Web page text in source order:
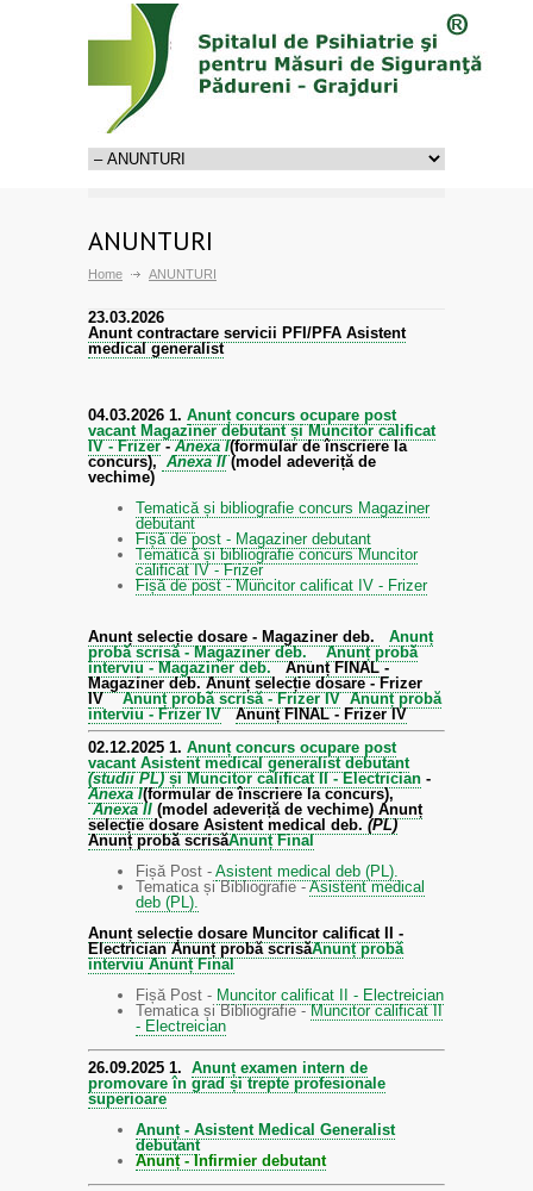
ANUNTURI
Home ANUNTURI
23.03.2026
Anunt contractare servicii PFI/PFA Asistent
medical generalist
04.03.2026 1. Anunț concurs ocupare post
vacant Magaziner debutant și Muncitor calificat
IV - Frizer-Anexa I(formular de înscriere la
concurs), Anexa II(model adeveriță de
vechime)
Tematică și bibliografie concurs Magaziner
debutant
Fișă de post - Magaziner debutant
Tematică și bibliografie concurs Muncitor
calificat IV - Frizer
Fișă de post - Muncitor calificat IV - Frizer
Anunț selecție dosare - Magaziner deb.
Anunț
probă scrisă - Magaziner deb.
Anunț probă
interviu - Magaziner deb.
Anunț FINAL -
Magaziner deb. Anunț selecție dosare - Frizer
IV
Anunț probă scrisă - Frizer IV Anunț probă
interviu - Frizer IV
Anunț FINAL - Frizer IV
02.12.2025 1. Anunț concurs ocupare post
vacant Asistent medical generalist debutant
(studii PL)și Muncitor calificat II - Electrician -
Anexa I(formular de înscriere la concurs),
Anexa II (model adeveriță de vechime) Anunț
selecție dosare Asistent medical deb. (PL)
Anunț probă scrisăAnunț Final
Fișă Post - Asistent medical deb (PL).
Tematica și Bibliografie -Asistent medical
deb (PL).
Anunț selecție dosare Muncitor calificat II -
Electrician Anunț probă scrisăAnunț probă
interviuAnunț Final
Fișă Post - Muncitor calificat II - Electreician
Tematica și Bibliografie -Muncitor calificat II
- Electreician
26.09.2025 1. Anunț examen intern de
promovare în grad și trepte profesionale
superioare
Anunț - Asistent Medical Generalist
debutant
Anunț - Infirmier debutant